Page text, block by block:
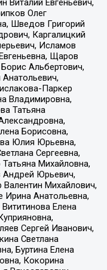
Виталий Евгеньевич,
Олег
Шведов Григорий
Каргалицкий
Исламов
Щаров
Альбертович,
Паркер
Владимировна,
Татьяна
Борисовна,
Юлия Юрьевна,
Сергеевна,
Михайловна,
Андрей Юрьевич,
Михайлович,
Ирина Анатольевна,
Елена
Сергей Иванович,
Светлана
Буртина Елена
Кокорина